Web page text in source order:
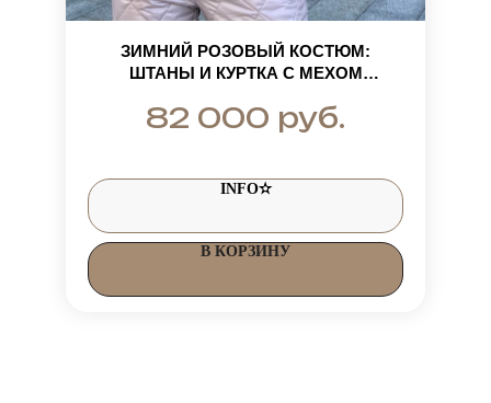
ЗИМНИЙ РОЗОВЫЙ КОСТЮМ:
ШТАНЫ И КУРТКА С МЕХОМ
82 000 руб.
INFO✫
В КОРЗИНУ